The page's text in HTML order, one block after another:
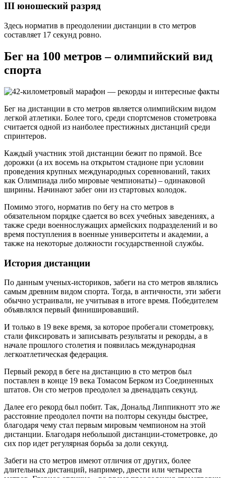
III юношеский разряд
Здесь норматив в преодолении дистанции в сто метров
составляет 17 секунд ровно.
Бег на 100 метров – олимпийский вид
спорта
Бег на дистанции в сто метров является олимпийским видом
легкой атлетики. Более того, среди спортсменов стометровка
считается одной из наиболее престижных дистанций среди
спринтеров.
Каждый участник этой дистанции бежит по прямой. Все
дорожки (а их восемь на открытом стадионе при условии
проведения крупных международных соревнований, таких
как Олимпиада либо мировые чемпионаты) – одинаковой
ширины. Начинают забег они из стартовых колодок.
Помимо этого, норматив по бегу на сто метров в
обязательном порядке сдается во всех учебных заведениях, а
также среди военнослужащих армейских подразделений и во
время поступления в военные университеты и академии, а
также на некоторые должности государственной службы.
История дистанции
По данным ученых-историков, забеги на сто метров являлись
самым древним видом спорта. Тогда, в античности, эти забеги
обычно устраивали, не учитывая в итоге время. Победителем
объявлялся первый финишировавший.
И только в 19 веке время, за которое пробегали стометровку,
стали фиксировать и записывать результаты и рекорды, а в
начале прошлого столетия и появилась международная
легкоатлетическая федерация.
Первый рекорд в беге на дистанцию в сто метров был
поставлен в конце 19 века Томасом Берком из Соединенных
штатов. Он сто метров преодолел за двенадцать секунд.
Далее его рекорд был побит. Так, Дональд Липпикнотт это же
расстояние преодолел почти на полторы секунды быстрее,
благодаря чему стал первым мировым чемпионом на этой
дистанции. Благодаря небольшой дистанции-стометровке, до
сих пор идет регулярная борьба за доли секунд.
Забеги на сто метров имеют отличия от других, более
длительных дистанций, например, двести или четыреста